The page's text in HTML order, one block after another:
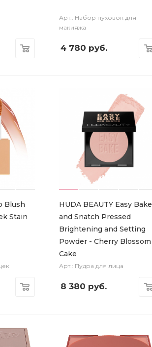
Арт.: Набор пуховок для
макияжа
4 780 руб.
Blush
Stain
HUDA BEAUTY Easy Bake
and Snatch Pressed
Brightening and Setting
Powder - Cherry Blossom
Cake
Арт.: Пудра для лица
8 380 руб.